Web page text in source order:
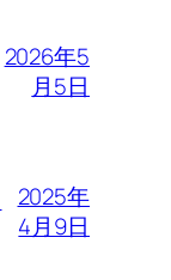
2026年5
月5日
2025年
4月9日